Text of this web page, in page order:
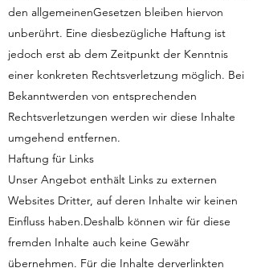
den allgemeinenGesetzen bleiben hiervon
unberührt. Eine diesbezügliche Haftung ist
jedoch erst ab dem Zeitpunkt der Kenntnis
einer konkreten Rechtsverletzung möglich. Bei
Bekanntwerden von entsprechenden
Rechtsverletzungen werden wir diese Inhalte
umgehend entfernen.
Haftung für Links
Unser Angebot enthält Links zu externen
Websites Dritter, auf deren Inhalte wir keinen
Einfluss haben.Deshalb können wir für diese
fremden Inhalte auch keine Gewähr
übernehmen. Für die Inhalte derverlinkten